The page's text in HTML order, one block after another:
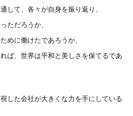
して、各々が自身を振り返り、
ただろうか、
めに働けたであろうか、
ば、世界は平和と美しさを保てるであ
した会社が大きくな力を手にしている